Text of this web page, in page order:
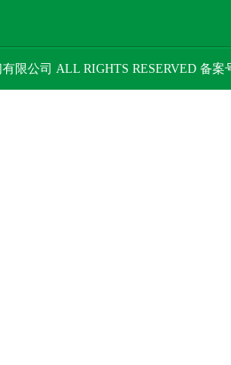
限公司 ALL RIGHTS RESERVED 备案